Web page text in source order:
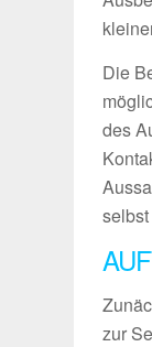
Die
des
zur